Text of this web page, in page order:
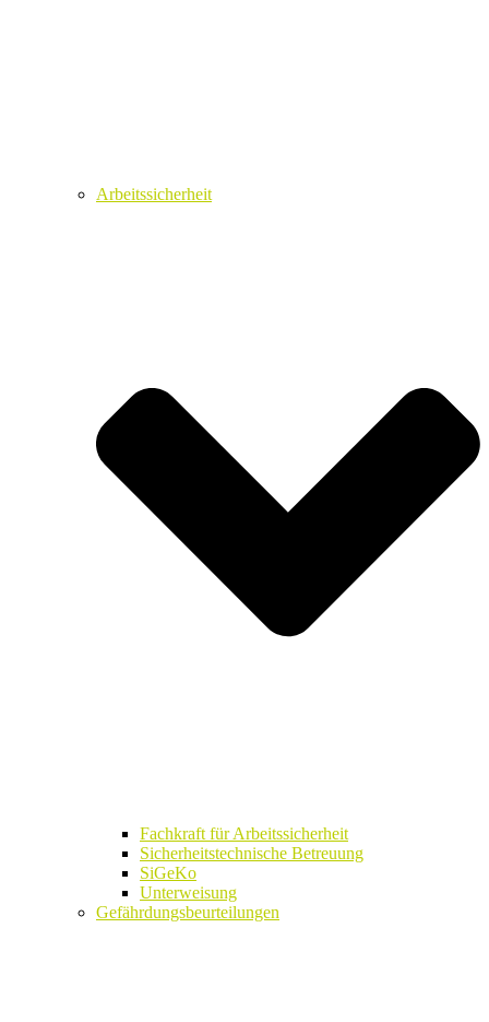
Arbeitssicherheit
Fachkraft für Arbeitssicherheit
Sicherheitstechnische Betreuung
SiGeKo
Unterweisung
Gefährdungsbeurteilungen